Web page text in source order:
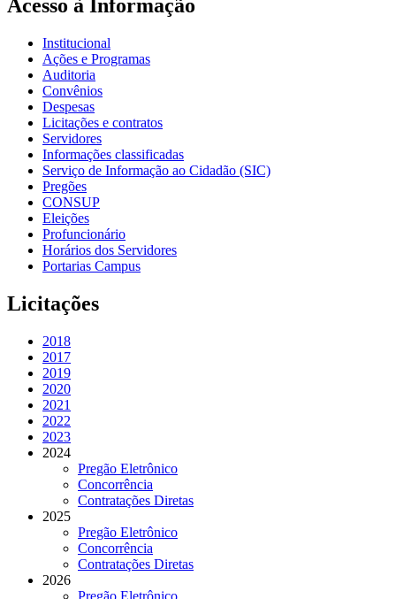
Acesso à Informação
Institucional
Ações e Programas
Auditoria
Convênios
Despesas
Licitações e contratos
Servidores
Informações classificadas
Serviço de Informação ao Cidadão (SIC)
Pregões
CONSUP
Eleições
Profuncionário
Horários dos Servidores
Portarias Campus
Licitações
2018
2017
2019
2020
2021
2022
2023
2024
Pregão Eletrônico
Concorrência
Contratações Diretas
2025
Pregão Eletrônico
Concorrência
Contratações Diretas
2026
Pregão Eletrônico